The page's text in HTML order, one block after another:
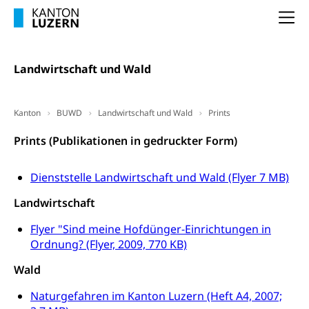
Landwirtschaft und Wald
Kanton BUWD Landwirtschaft und Wald Prints
Prints (Publikationen in gedruckter Form)
Dienststelle Landwirtschaft und Wald (Flyer 7 MB)
Landwirtschaft
Flyer "Sind meine Hofdünger-Einrichtungen in
Ordnung? (Flyer, 2009, 770 KB)
Wald
Naturgefahren im Kanton Luzern (Heft A4, 2007;
Dienststelle Steuern - Wissenswertes
AHV-Altersrente (WAS Luzern)
Altersvorsorge (gruezi.lu.ch)
Forschungsförderung, Wissenschaftsmarketing,
Innovative Projekte Landwirtschaft und
Umschulung, zweiter Bildungsweg,
Berufsbildung, Berufsmatura nach Lehre,
Berufsberatung, Standortbestimmung,
Studienberatung, Beratung und Unterstützung,
Berufliche Grundbildung